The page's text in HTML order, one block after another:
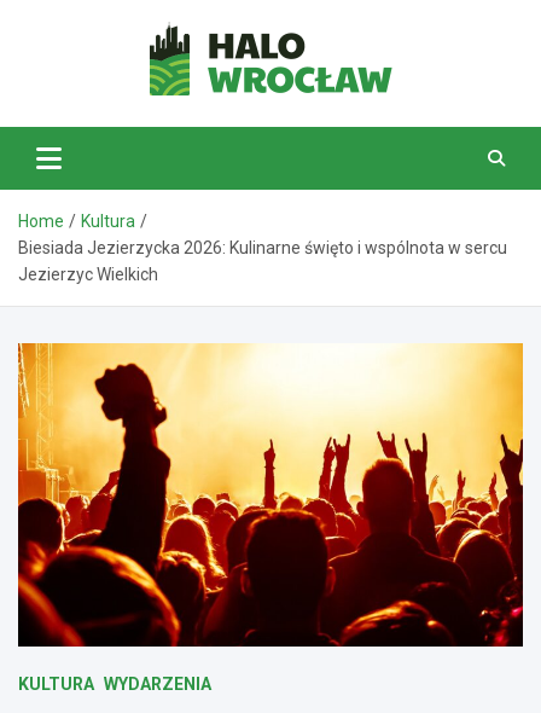
HaloWrocław.pl
Home
Kultura
Biesiada Jezierzycka 2026: Kulinarne święto i wspólnota w sercu
Jezierzyc Wielkich
KULTURA WYDARZENIA